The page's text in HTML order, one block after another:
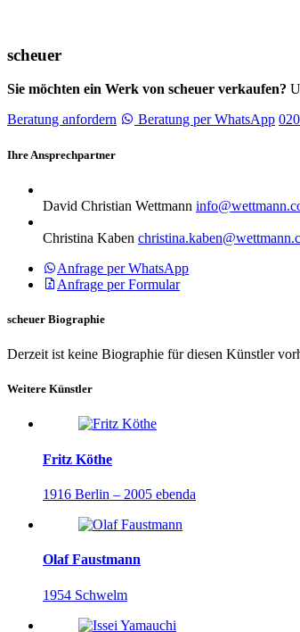
scheuer
Sie möchten ein Werk von scheuer verkaufen?
Beratung anfordern
Beratung per WhatsApp
Ihre Ansprechpartner
David Christian Wettmann
Christina Kaben
Anfrage per WhatsApp
Anfrage per Formular
scheuer Biographie
Derzeit ist keine Biographie für diesen Künstler
Weitere Künstler
Fritz Köthe
1916 Berlin – 2005 ebenda
Olaf Faustmann
1954 Schwelm